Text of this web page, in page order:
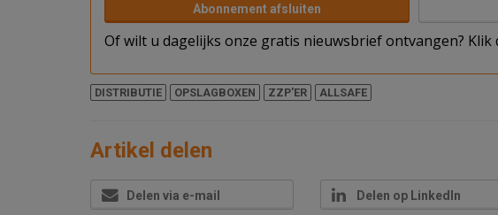
Abonnement afsluiten
Of wilt u dagelijks onze gratis nieuwsbrief ontvangen? Klik
DISTRIBUTIE OPSLAGBOXEN ZZP'ER ALLSAFE
Artikel delen
Delen via e-mail Delen op LinkedIn